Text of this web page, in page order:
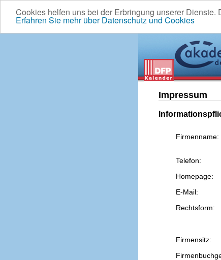
Cookies helfen uns bei der Erbringung unserer
Erfahren Sie mehr über Datenschutz und Cookies
Impressum
Firmenname:
Telefon:
Homepage:
E-Mail:
Rechtsform:
Firmensitz: